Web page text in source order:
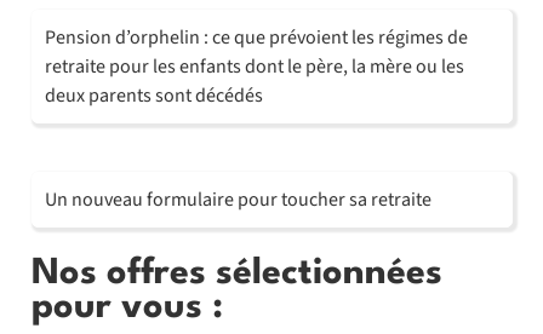
Pension d’orphelin : ce que prévoient les régimes de
retraite pour les enfants dont le père, la mère ou les
deux parents sont décédés
Un nouveau formulaire pour toucher sa retraite
Nos offres sélectionnées
pour vous :